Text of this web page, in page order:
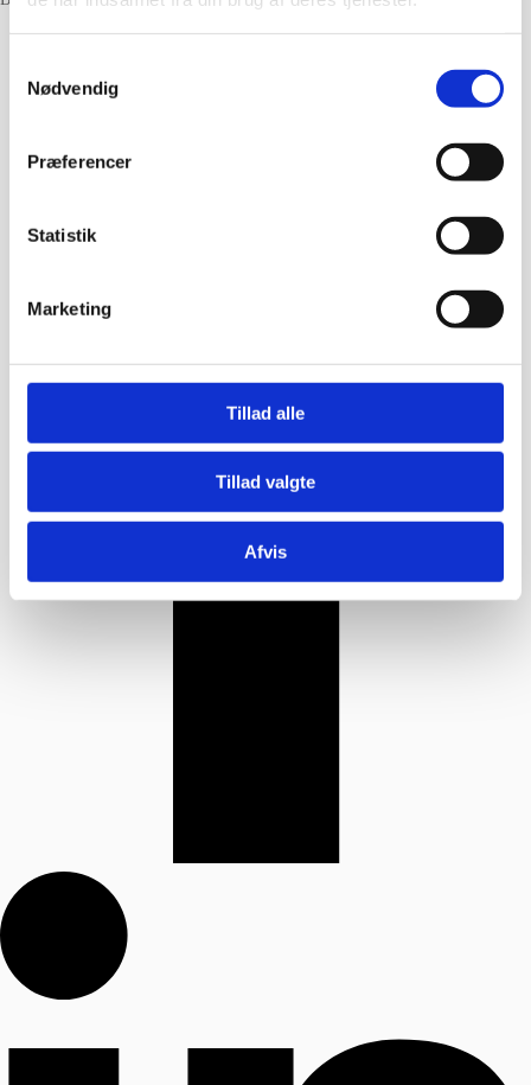
Nødvendig
Præferencer
Statistik
Marketing
Tillad alle
Tillad valgte
Afvis